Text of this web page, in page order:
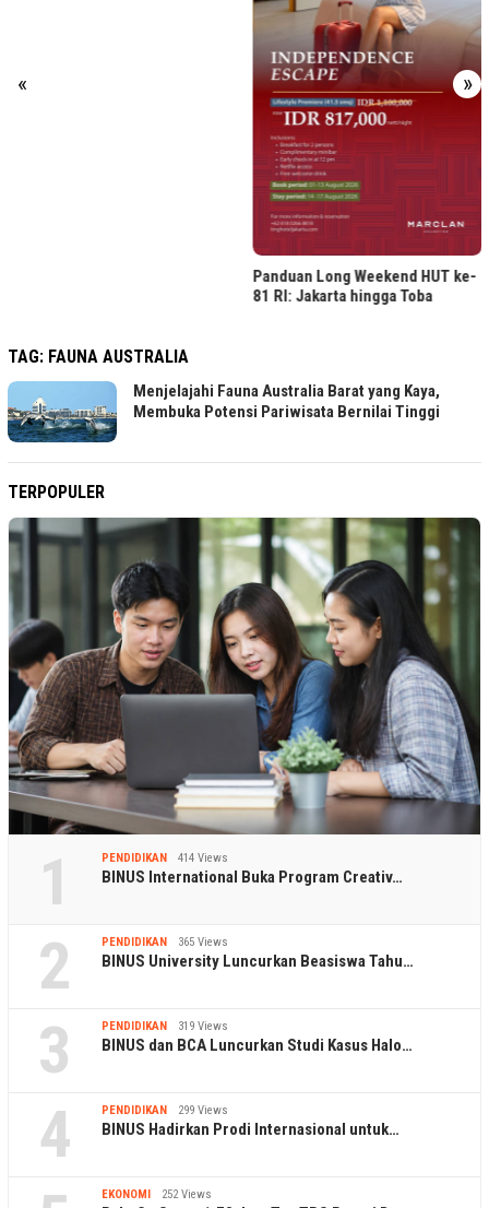
« »
Panduan Long Weekend HUT ke-
81 RI: Jakarta hingga Toba
TAG: FAUNA AUSTRALIA
Menjelajahi Fauna Australia Barat yang Kaya,
Membuka Potensi Pariwisata Bernilai Tinggi
TERPOPULER
1 PENDIDIKAN 414 Views
BINUS International Buka Program Creativ…
2 PENDIDIKAN 365 Views
BINUS University Luncurkan Beasiswa Tahu…
3 PENDIDIKAN 319 Views
BINUS dan BCA Luncurkan Studi Kasus Halo…
4 PENDIDIKAN 299 Views
BINUS Hadirkan Prodi Internasional untuk…
EKONOMI 252 Views